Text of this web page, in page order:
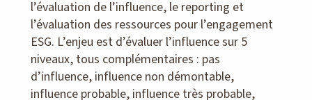
l’évaluation de l’influence, le reporting et
l’évaluation des ressources pour l’engagement
ESG. L’enjeu est d’évaluer l’influence sur 5
niveaux, tous complémentaires : pas
d’influence, influence non démontable,
influence probable, influence très probable,